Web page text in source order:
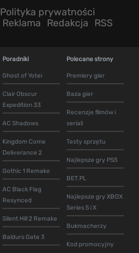
Polityka prywatności
Reklama Redakcja RSS
Poradniki
Ghost of Yotei
Clair Obscur
Expedition 33
AC Shadows
Kingdom Come
Deliverance 2
Gothic 1 Remake
AC Black Flag
Resynced
Silent Hill 2 Remake
Baldurs Gate 3
Polecane strony
Premiery gier
Baza gier
Recenzje filmów i
seriali
Testy sprzętu
Najlepsze gry PS5
BET.PL
Najlepsze gry XBOX
Series S i X
Bukmacherzy
Kod promocyjny